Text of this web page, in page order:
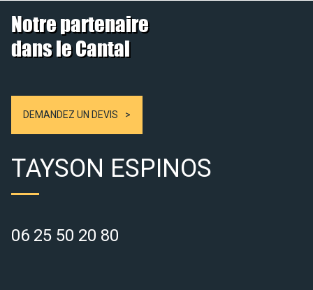
Notre partenaire
dans le Cantal
DEMANDEZ UN DEVIS
TAYSON ESPINOS
06 25 50 20 80